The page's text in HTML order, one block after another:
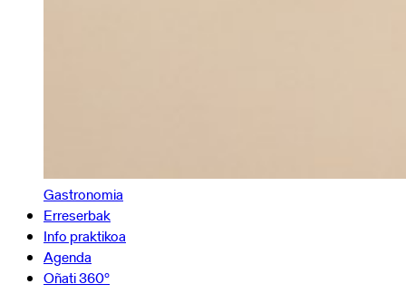
Gastronomia
Erreserbak
Info praktikoa
Agenda
Oñati 360º